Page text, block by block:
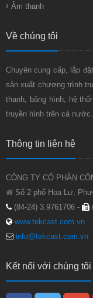
Âm thanh
Về chúng tôi
Chuyên cung cấp, lắp
sản xuất chương trình
thanh, băng hình, hệ
truyền hình trên cả nước.
Thông tin liên hệ
CÔNG TY CỔ PHẦN
Số 2 phố Hoa Lư,
(84-24) 3.9761706 -
www.tekcast.com.vn
info@tekcast.com.vn
Kết nối với chúng tôi